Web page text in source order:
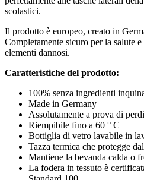
scolastici.
Il prodotto è europeo, creato in
Completamente sicuro per la salute
elementi dannosi.
Caratteristiche del prodotto:
100% senza ingredienti
Made in Germany
Assolutamente a prova di
Riempibile fino a 60 ° C
Bottiglia di vetro lavabile in
Tazza termica che protegge
Mantiene la bevanda calda o
La fodera in tessuto è